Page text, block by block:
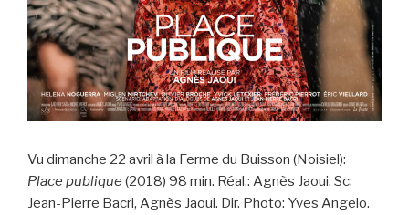
Vu dimanche 22 avril à la Ferme du Buisson (Noisiel):
Place publique (2018) 98 min. Réal.: Agnès Jaoui. Sc:
Jean-Pierre Bacri, Agnès Jaoui. Dir. Photo: Yves Angelo.